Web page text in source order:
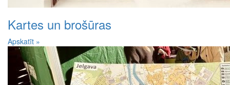
Kartes un brošūras
Apskatīt »